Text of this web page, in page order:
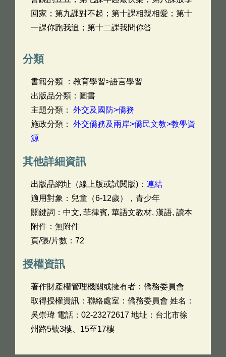
回家；第九課對不起；第十課相親相愛；第十
一課你跑我追；第十二課我問你答
分類
書籍分類 ：教育學習>語言學習
出版品分類：圖書
主題分類： 外交及國防>僑務
施政分類： 外交僑務及兩岸>僑民文教>教學資
源
其他詳細資訊
出版品網址（線上版或試閱版)： 連結
適用對象：兒童（6-12歲），青少年
關鍵詞：中文, 菲律賓, 華語文教材, 漢語, 讀本
附件：無附件
頁/張/片數：72
授權資訊
著作財產權管理機關或擁有者：僑務委員會
取得授權資訊：聯絡處室：僑務委員會 姓名：
吳崇瑋 電話：02-23272617 地址：台北市徐
州路5號3樓、15至17樓